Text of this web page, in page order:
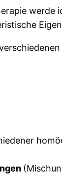
werde